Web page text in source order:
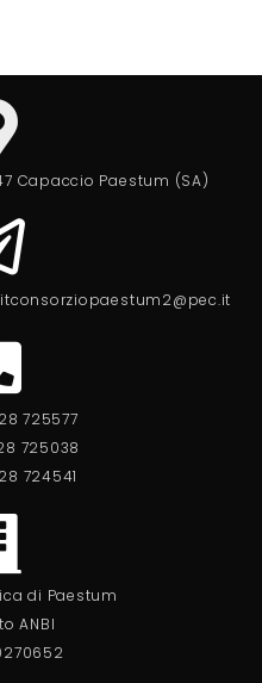
Capaccio Paestum (SA)
consorziopaestum2@pec.it
725577
725038
724541
di Paestum
ANBI